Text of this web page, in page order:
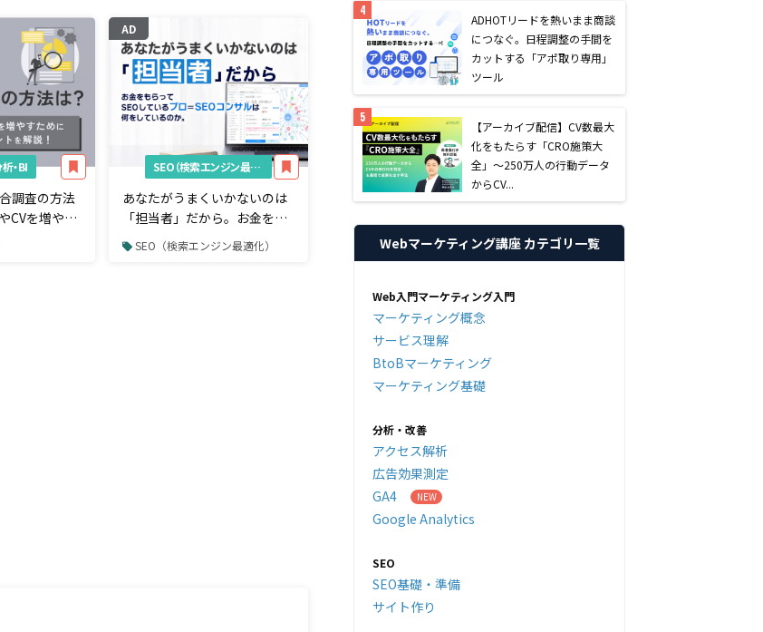
・BI
調査の方法
CVを増やす
イント
AD
SEO（検索エンジン最適化）
あなたがうまくいかないのは
「担当者」だから。お金をも
らってSEOしているプロ＝
SEOコンサルは何をしている
SEO（検索エンジン最適化）
ADHOTリードを熱いまま商談
につなぐ。日程調整の手間を
カットする「アポ取り専用」
ツール
【アーカイブ配信】CV数最大
化をもたらす「CRO施策大
全」〜250万人の行動データ
からCV...
Webマーケティング講座 カテゴリ一覧
Web入門マーケティング入門
マーケティング概念
サービス理解
BtoBマーケティング
マーケティング基礎
分析・改善
アクセス解析
広告効果測定
GA4
Google Analytics
SEO
SEO基礎・準備
サイト作り